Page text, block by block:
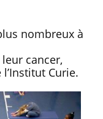
nombreux à
cancer,
Curie.